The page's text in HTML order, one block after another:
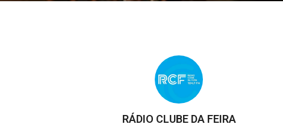
RÁDIO CLUBE DA FEIRA